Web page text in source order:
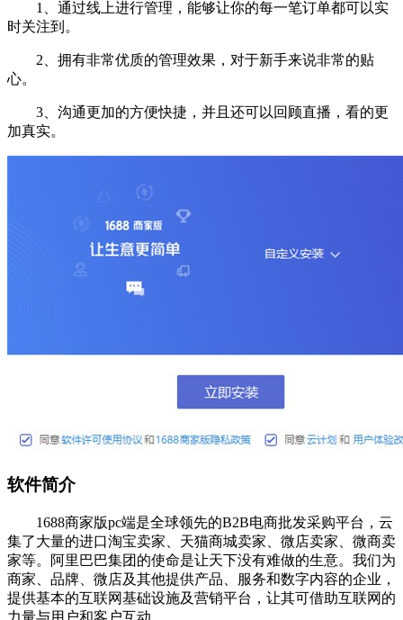
1、通过线上进行管理，能够让你的每一笔订单都可以实
时关注到。
2、拥有非常优质的管理效果，对于新手来说非常的贴
心。
3、沟通更加的方便快捷，并且还可以回顾直播，看的更
加真实。
软件简介
1688商家版pc端是全球领先的B2B电商批发采购平台，云
集了大量的进口淘宝卖家、天猫商城卖家、微店卖家、微商卖
家等。阿里巴巴集团的使命是让天下没有难做的生意。我们为
商家、品牌、微店及其他提供产品、服务和数字内容的企业，
提供基本的互联网基础设施及营销平台，让其可借助互联网的